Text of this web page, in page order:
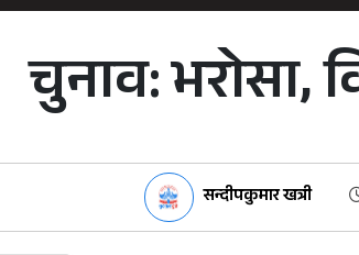
चुनाव: भरोसा,
सन्दीपकुमार खत्री